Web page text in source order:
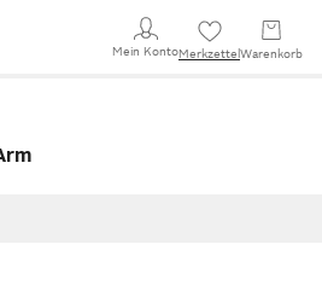
Mein KontoMerkzettel Warenkorb